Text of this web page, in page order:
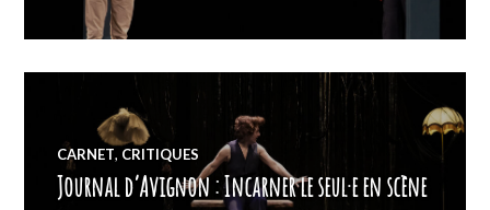
CARNET, CRITIQUES
Journal d’Avignon : Incarner le seul·e en scène